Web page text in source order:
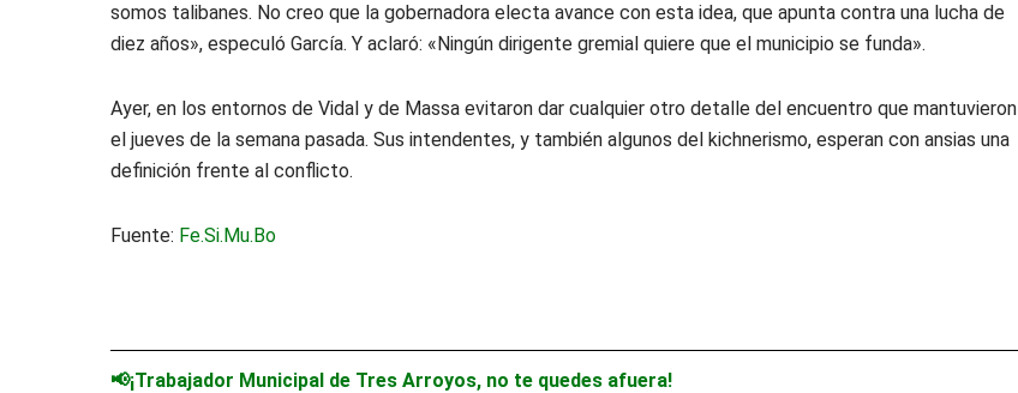
somos talibanes. No creo que la gobernadora electa avance con esta idea, que apunta contra una lucha de
diez años», especuló García. Y aclaró: «Ningún dirigente gremial quiere que el municipio se funda».
Ayer, en los entornos de Vidal y de Massa evitaron dar cualquier otro detalle del encuentro que mantuvieron
el jueves de la semana pasada. Sus intendentes, y también algunos del kichnerismo, esperan con ansias una
definición frente al conflicto.
Fuente: Fe.Si.Mu.Bo
📢¡Trabajador Municipal de Tres Arroyos, no te quedes afuera!